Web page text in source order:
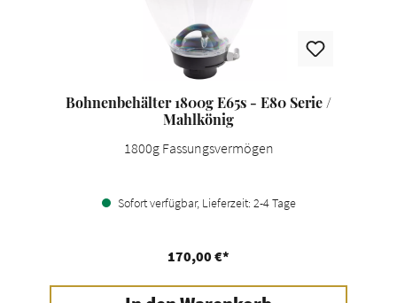
Bohnenbehälter 1800g E65s - E80 Serie /
Mahlkönig
1800g Fassungsvermögen
Sofort verfügbar, Lieferzeit: 2-4 Tage
170,00 €*